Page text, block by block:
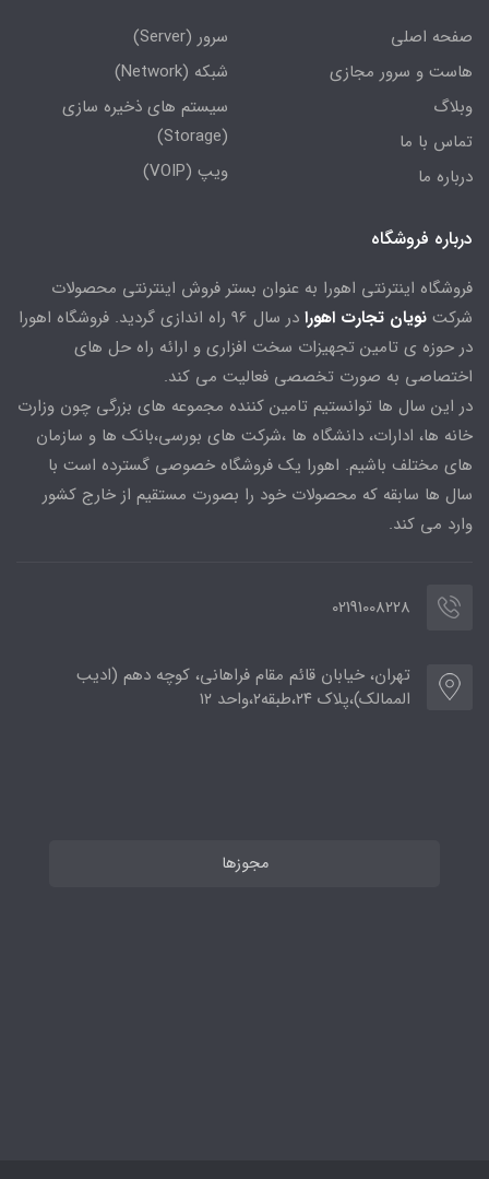
صفحه اصلی
هاست و سرور مجازی
وبلاگ
تماس با ما
درباره ما
سرور (Server)
شبکه (Network)
سیستم های ذخیره سازی
(Storage)
ویپ (VOIP)
درباره فروشگاه
فروشگاه اینترنتی اهورا به عنوان بستر فروش اینترنتی محصولات
شرکت نویان تجارت اهورا
در سال 96 راه اندازی گردید. فروشگاه اهورا
در حوزه ی تامین تجهیزات سخت افزاری و ارائه راه حل های
اختصاصی به صورت تخصصی فعالیت می کند.
در این سال ها توانستیم تامین کننده مجموعه های بزرگی چون وزارت
خانه ها، ادارات، دانشگاه ها ،شرکت های بورسی،بانک ها و سازمان
های مختلف باشیم. اهورا یک فروشگاه خصوصی گسترده است با
سال ها سابقه که محصولات خود را بصورت مستقیم از خارج کشور
وارد می کند.
02191008228
تهران، خیابان قائم مقام فراهانی، کوچه دهم (ادیب
الممالک)،پلاک ۲۴،طبقه۲،واحد ۱۲
مجوزها